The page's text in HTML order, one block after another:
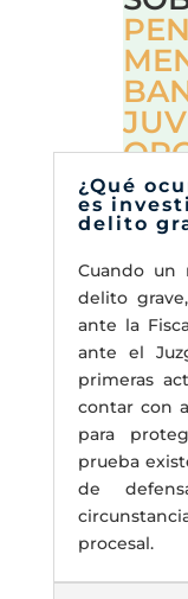
¿Qué
es
delito
Cuando un
delito
ante la
ante el
primeras
contar con
para
prueba
de
procesal.